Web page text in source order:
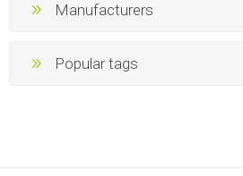
Manufacturers
Popular tags